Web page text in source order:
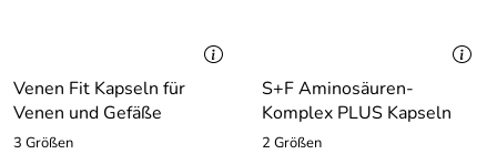
Venen Fit Kapseln für
Venen und Gefäße
3 Größen
S+F Aminosäuren-
Komplex PLUS Kapseln
2 Größen